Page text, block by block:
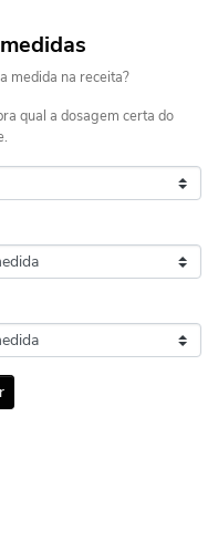
medida na receita?
qual a dosagem certa do